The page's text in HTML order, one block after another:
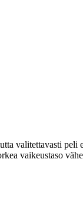
valitettavasti peli
vaikeustaso